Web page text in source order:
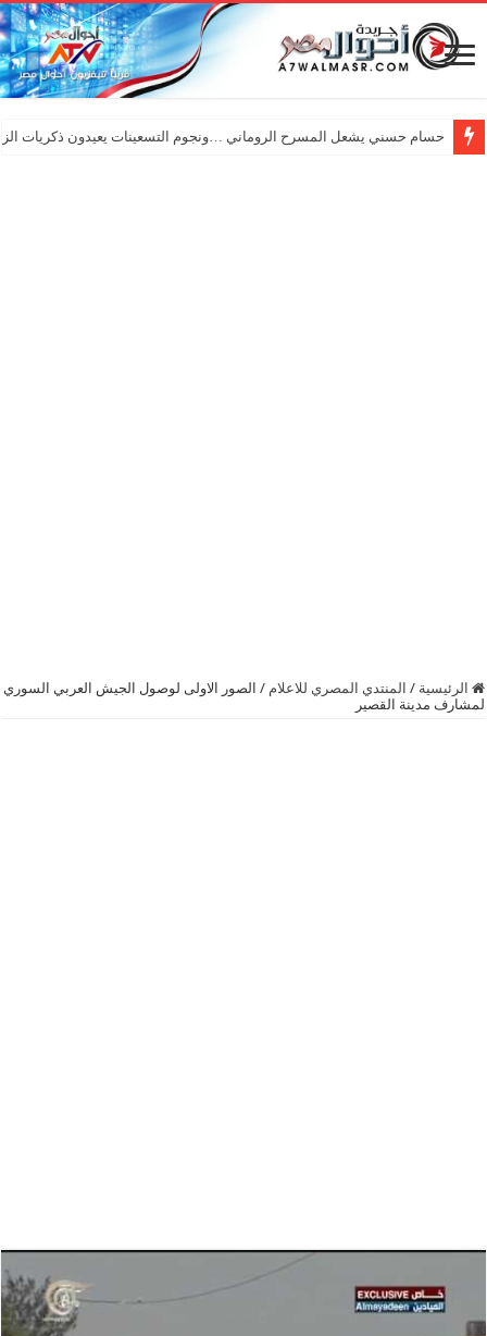
حسام حسني يشعل المسرح الروماني …ونجوم التسعينات يعيدون ذكريات
الرئيسية / المنتدي المصري للاعلام / الصور الاولى لوصول الجيش العربي السوري
لمشارف مدينة القصير